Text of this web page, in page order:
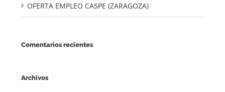
OFERTA EMPLEO CASPE (ZARAGOZA)
Comentarios recientes
Archivos